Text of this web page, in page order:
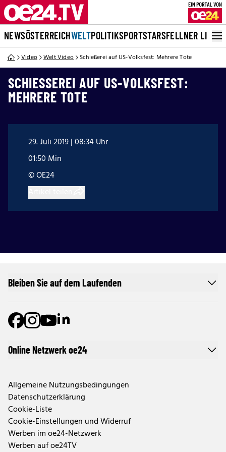
NEWSÖSTERREICHWELTPOLITIKSPORTSTARSFELLNER LIVE
Video Welt Video Schießerei auf US-Volksfest: Mehrere Tote
SCHIESSEREI AUF US-VOLKSFEST: M
EHRERE TOTE
29. Juli 2019 | 08:34 Uhr
01:50 Min
© OE24
Online Netzwerk oe24
Allgemeine Nutzungsbedingungen
Datenschutzerklärung
Cookie-Liste
Cookie-Einstellungen und Widerruf
Werben im oe24-Netzwerk
Werben auf oe24TV
Bleiben Sie auf dem Laufenden